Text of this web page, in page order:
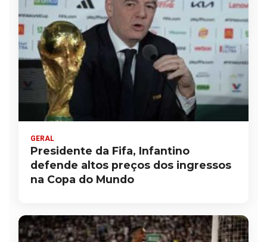
GERAL
Presidente da Fifa, Infantino
defende altos preços dos ingressos
na Copa do Mundo